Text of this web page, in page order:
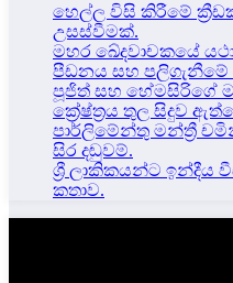
හෙල්ල විසි කිරීමේ
උසස්වීමක්.
මහර ඛේදවාචකයේ
පීඩනය සහ පලිගැනීමේ
පූජිත් සහ හේමසිරිගේ
ක්‍රේෂ්ත්‍රය තුල සිදුව
පාර්ලිමේන්තු මන්ත්‍රී
සිර දඬුවම්.
ශ්‍රී ලාකිකයන්ට ඉන්දීය
කතාව.